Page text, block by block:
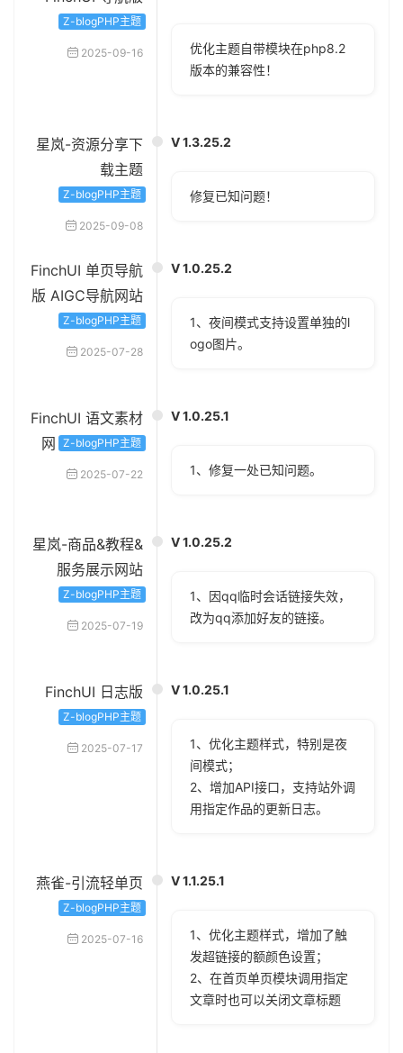
Z-blogPHP主题
2025-09-16
优化主题自带模块在php8.2
版本的兼容性！
星岚-资源分享下
载主题
Z-blogPHP主题
2025-09-08
V 1.3.25.2
修复已知问题！
FinchUI 单页导航
版 AIGC导航网站
Z-blogPHP主题
2025-07-28
V 1.0.25.2
1、夜间模式支持设置单独的l
ogo图片。
FinchUI 语文素材
网
Z-blogPHP主题
2025-07-22
V 1.0.25.1
1、修复一处已知问题。
星岚-商品&教程&
服务展示网站
Z-blogPHP主题
2025-07-19
V 1.0.25.2
1、因qq临时会话链接失效，
改为qq添加好友的链接。
FinchUI 日志版
Z-blogPHP主题
2025-07-17
V 1.0.25.1
1、优化主题样式，特别是夜
间模式；
2、增加API接口，支持站外调
用指定作品的更新日志。
燕雀-引流轻单页
Z-blogPHP主题
2025-07-16
V 1.1.25.1
1、优化主题样式，增加了触
发超链接的额颜色设置；
2、在首页单页模块调用指定
文章时也可以关闭文章标题